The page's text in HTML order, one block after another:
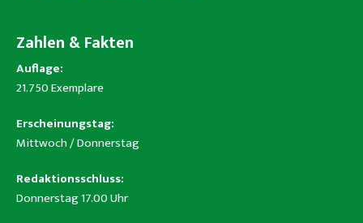
Zahlen & Fakten
Auflage:
21.750 Exemplare
Erscheinungstag:
Mittwoch / Donnerstag
Redaktionsschluss:
Donnerstag 17.00 Uhr